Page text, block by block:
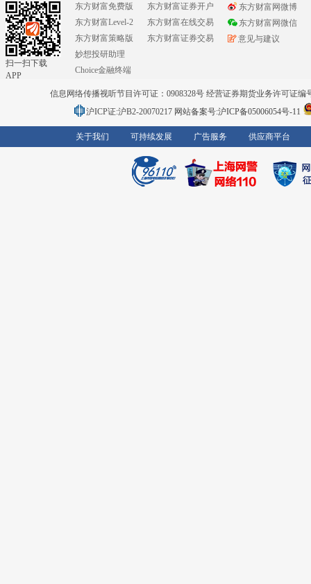
扫一扫下载
APP
东方财富免费版
东方财富Level-2
东方财富策略版
妙想投研助理
Choice金融终端
东方财富证券开户
东方财富在线交易
东方财富证券交易
东方财富网微博
东方财富网微信
意见与建议
信息网络传播视听节目许可证：0908328号 经营证券期货业务许可证编
沪ICP证:沪B2-20070217 网站备案号:沪ICP备05006054号-11
关于我们 可持续发展 广告服务 供应商平台